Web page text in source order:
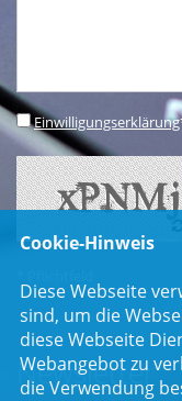
Einwilligungserklärung
Newsletter
Cookie-Hinweis
Diese Webseite
sind, um die
diese Webseite
Webangebot zu
die Verwendung